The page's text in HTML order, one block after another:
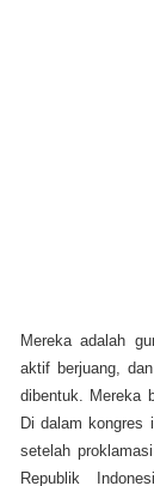
Mereka adalah
aktif berjuang,
dibentuk. Mereka
Di dalam kongres
setelah
Republik